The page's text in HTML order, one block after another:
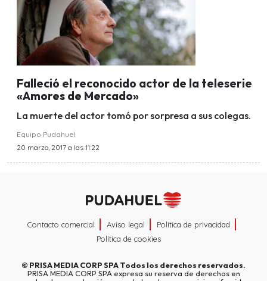
Falleció el reconocido actor de la teleserie
«Amores de Mercado»
La muerte del actor tomó por sorpresa a sus colegas.
Equipo Pudahuel
20 marzo, 2017 a las 11:22
Contacto comercial Aviso legal
Política de privacidad
Política de cookies
© PRISA MEDIA CORP SPATodos los derechos reservados.
PRISA MEDIA CORP SPA expresa su reserva de derechos en